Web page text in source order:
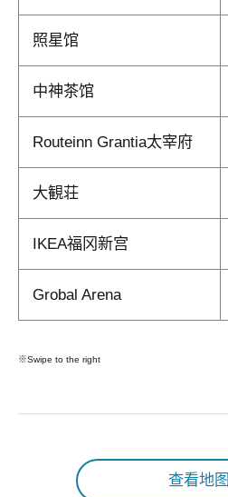
照星馆
中神茶馆
Routeinn Grantia太宰府
大観荘
IKEA福冈新宫
Grobal Arena
※Swipe to the right
查看地图